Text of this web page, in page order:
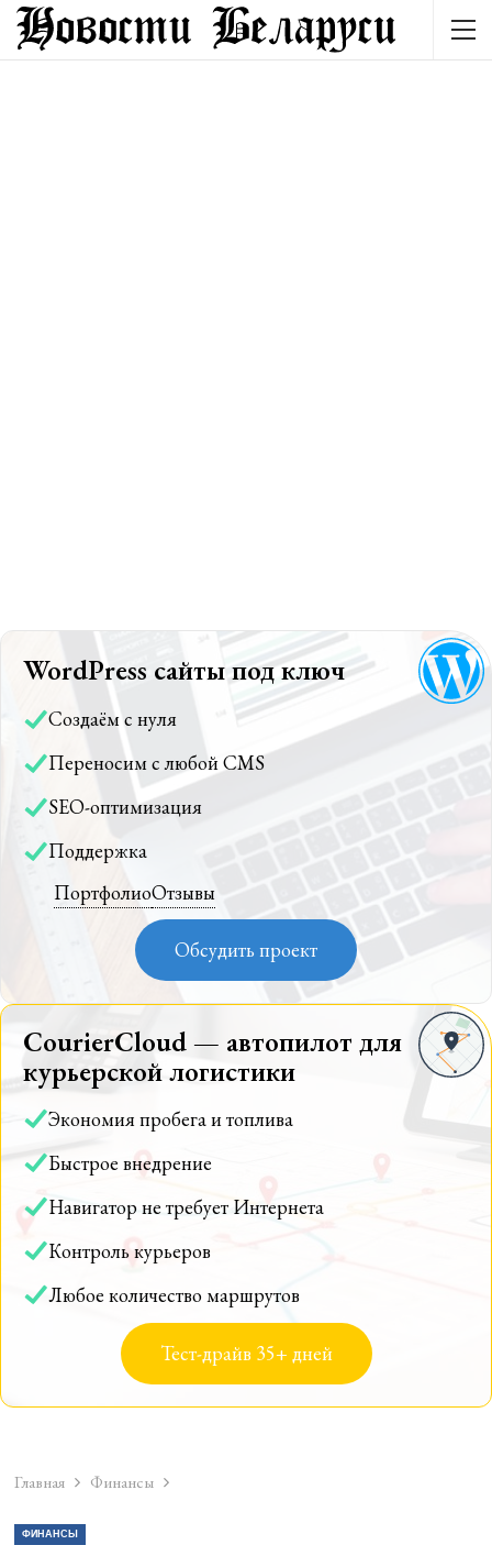
WordPress сайты под ключ
Создаём с нуля
Переносим с любой CMS
SEO-оптимизация
Поддержка
ПортфолиоОтзывы
Обсудить проект
CourierCloud — автопилот для
курьерской логистики
Экономия пробега и топлива
Быстрое внедрение
Навигатор не требует Интернета
Контроль курьеров
Любое количество маршрутов
Тест-драйв 35+ дней
Главная Финансы
ФИНАНСЫ